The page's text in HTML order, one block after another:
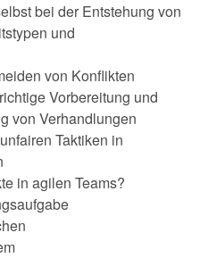
bei der Entstehung von
und
von Konflikten
Vorbereitung und
von Verhandlungen
Taktiken in
in agilen Teams?